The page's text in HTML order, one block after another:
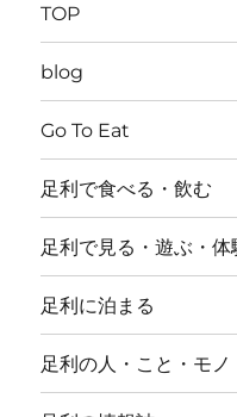
TOP
blog
Go To Eat
足利で食べる・飲む
足利で見る・遊ぶ・体
足利に泊まる
足利の人・こと・モノ